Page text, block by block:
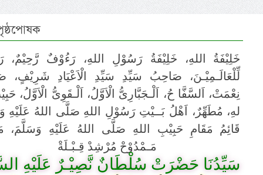
خَلِيْفَةُ اللهِ، خَلِيْفَةُ رَسُوْلِ اللهِ، رَءُوْفٌ رَّحِيْمٌ،
لِّلْعَالَـمِيْـنَ، صَاحِبُ سَيِّدِ سَيِّدِ الْاَعْيَادِ شَرِيْفٍ،
نِعْمَتْ، اَلسَّفَّا حُ، اَلْـجَبَّارِىُّ الْاَوَّلُ، اَلْـقَوِىُّ الْاَوَّلُ،
لهِ، مُطَهِّرٌ، اَهْلُ بَــيْتِ رَسُوْلِ اللهِ صَلَّى اللهُ عَلَيْهِ
قَائِمُ مَقَامِ حَبِيْبِ اللهِ صَلَّى اللهُ عَلَيْهِ وَسَلَّمَ،
مَـمْدُوْحْ مُرْشِدْ قِـبْـلَةْ
سَيِّدُنَا حَضْرَتْ سُلْطَانٌ نَّصِيْـرٌ عَلَيْهِ